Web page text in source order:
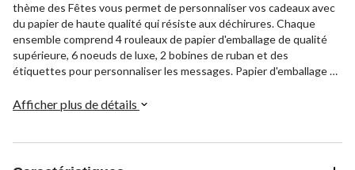
thème des Fêtes vous permet de personnaliser vos cadeaux avec
du papier de haute qualité qui résiste aux déchirures. Chaque
ensemble comprend 4 rouleaux de papier d'emballage de qualité
supérieure, 6 noeuds de luxe, 2 bobines de ruban et des
étiquettes pour personnaliser les messages. Papier d'emballage de
couper pour faciliter l'emballage.
Afficher plus de détails